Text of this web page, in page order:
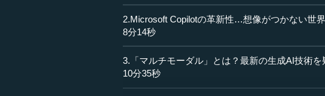
2.Microsoft Copilotの革新性…想像がつかない世
8分14秒
3.「マルチモーダル」とは？最新の生成AI技術を
10分35秒